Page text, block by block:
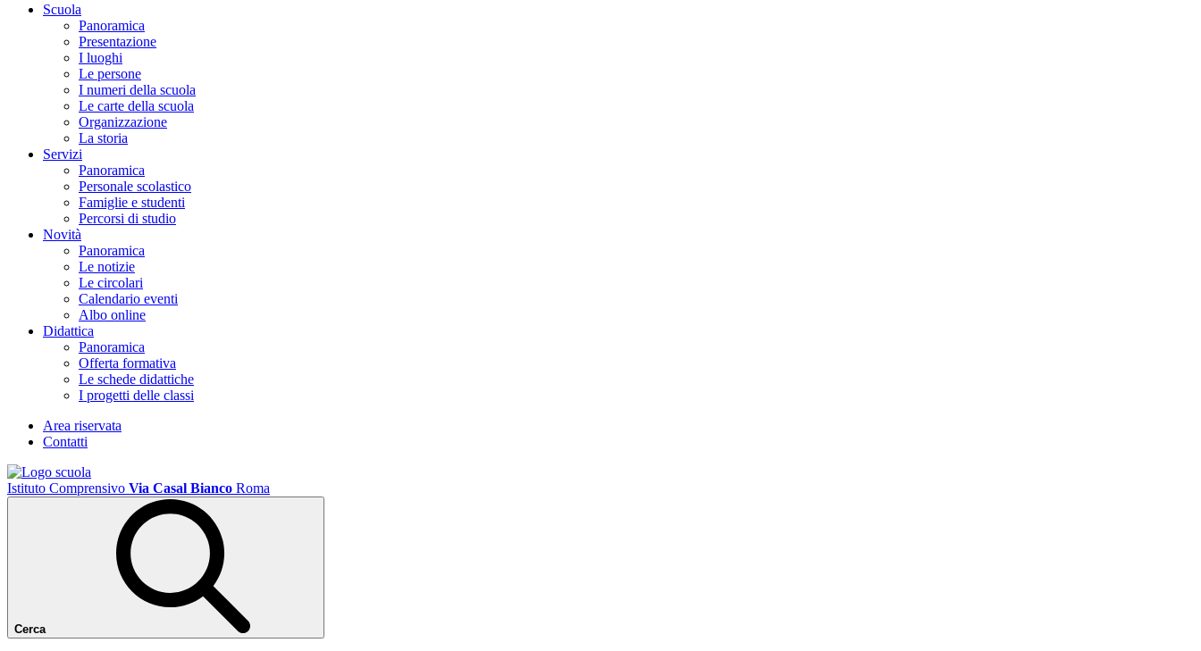
Scuola
Panoramica
Presentazione
I luoghi
Le persone
I numeri della scuola
Le carte della scuola
Organizzazione
La storia
Servizi
Panoramica
Personale scolastico
Famiglie e studenti
Percorsi di studio
Novità
Panoramica
Le notizie
Le circolari
Calendario eventi
Albo online
Didattica
Panoramica
Offerta formativa
Le schede didattiche
I progetti delle classi
Area riservata
Contatti
Istituto Comprensivo Via Casal Bianco Roma
Cerca